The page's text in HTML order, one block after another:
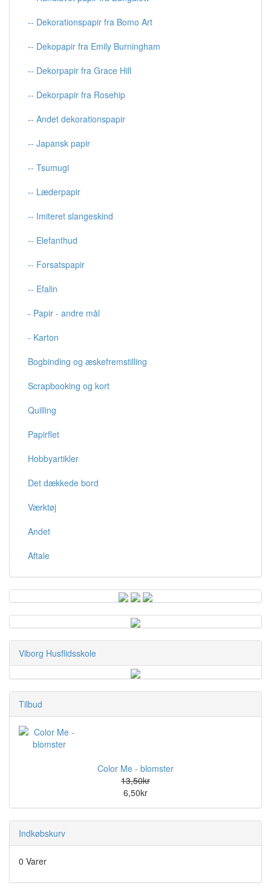
-- Dekorationspapir fra Bomo Art
-- Dekopapir fra Emily Burningham
-- Dekorpapir fra Grace Hill
-- Dekorpapir fra Rosehip
-- Andet dekorationspapir
-- Japansk papir
-- Tsumugi
-- Læderpapir
-- Imiteret slangeskind
-- Elefanthud
-- Forsatspapir
-- Efalin
- Papir - andre mål
- Karton
Bogbinding og æskefremstilling
Scrapbooking og kort
Quilling
Papirflet
Hobbyartikler
Det dækkede bord
Værktøj
Andet
Aftale
Viborg Husflidsskole
Tilbud
Color Me - blomster
13,50kr
6,50kr
Indkøbskurv
0 Varer